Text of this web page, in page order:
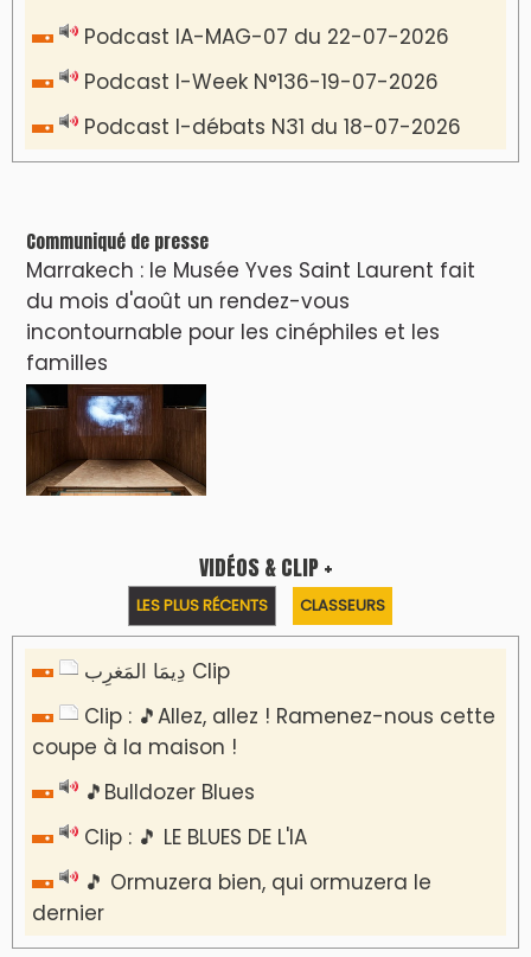
VIDÉOS & CLIP +
LES PLUS RÉCENTS CLASSEURS
دِيمَا المَغرِب Clip
🎵Bulldozer Blues
Clip : 🎵 LE BLUES DE L'IA
🎵 Ormuzera bien, qui ormuzera le
dernier
Reportages
Nizar Baraka préside à Marrakech une
l’équité territoriale
​Lancement de la plateforme “Observatoire
des projets” du Ministère de l’Équipement et
AGENDA CULTUREL
Le Summer Tour d'Humouraji s'installe à Rabat